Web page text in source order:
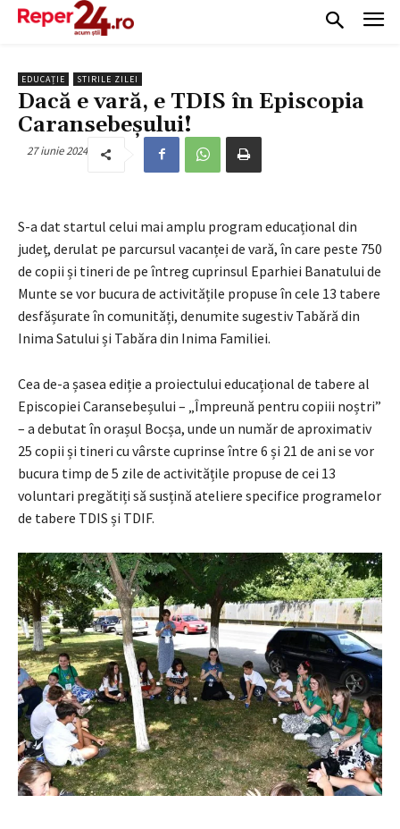
EDUCAȚIE STIRILE ZILEI
Dacă e vară, e TDIS în Episcopia
Caransebeșului!
27 iunie 2024
S-a dat startul celui mai amplu program educațional din
județ, derulat pe parcursul vacanței de vară, în care peste 750
de copii și tineri de pe întreg cuprinsul Eparhiei Banatului de
Munte se vor bucura de activitățile propuse în cele 13 tabere
desfășurate în comunități, denumite sugestiv Tabără din
Inima Satului și Tabăra din Inima Familiei.
Cea de-a șasea ediție a proiectului educațional de tabere al
Episcopiei Caransebeșului – „Împreună pentru copiii noștri”
– a debutat în orașul Bocșa, unde un număr de aproximativ
25 copii și tineri cu vârste cuprinse între 6 și 21 de ani se vor
bucura timp de 5 zile de activitățile propuse de cei 13
voluntari pregătiți să susțină ateliere specifice programelor
de tabere TDIS și TDIF.